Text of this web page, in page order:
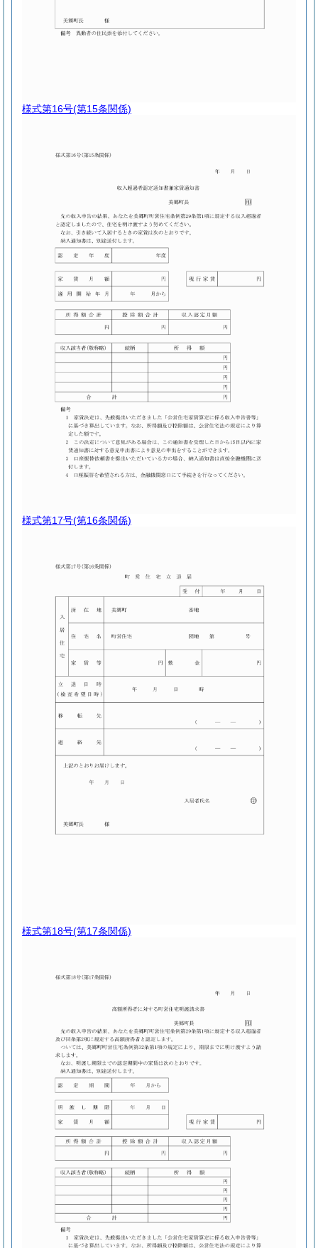
様式第16号(第15条関係)
様式第17号(第16条関係)
様式第18号(第17条関係)